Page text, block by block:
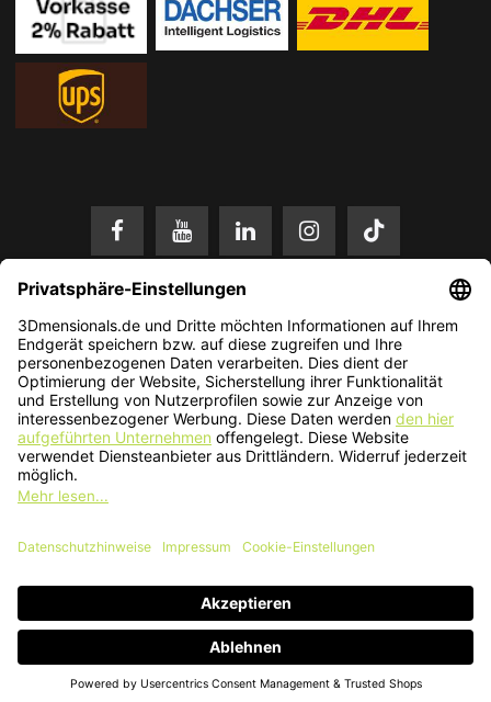
* Alle Preise in EUR inkl. gesetzl. Mehrwertsteuer zzgl. Versandkosten.
Änderungen und Irrtümer vorbehalten. Nur solange der Vorrat reicht.
© 2026 3Dmensionals / PONTIALIS GmbH & Co. KG - All Rights Reserved.​
Kundenbewertung